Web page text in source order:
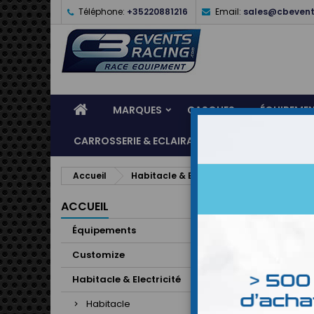
Téléphone: +35220881216 Email:
MARQUES CASQUES
CARROSSERIE & ECLAIRAGE ATELIER &
Accueil Habitacle & Electricité
ACCUEIL
Équipements
Customize
Habitacle & Electricité
Habitacle